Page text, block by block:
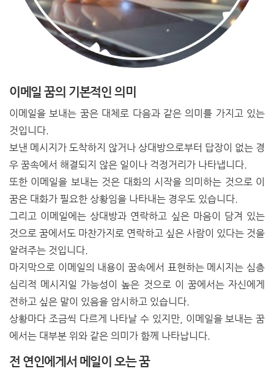
이메일 꿈의 기본적인 의미
이메일을 보내는 꿈은 대체로 다음과 같은 의미를 가지고 있는
것입니다.
보낸 메시지가 도착하지 않거나 상대방으로부터 답장이 없는 경
우 꿈속에서 해결되지 않은 일이나 걱정거리가 나타냅니다.
또한 이메일을 보내는 것은 대화의 시작을 의미하는 것으로 이
꿈은 대화가 필요한 상황임을 나타내는 경우도 있습니다.
그리고 이메일에는 상대방과 연락하고 싶은 마음이 담겨 있는
것으로 꿈에서도 마찬가지로 연락하고 싶은 사람이 있다는 것을
알려주는 것입니다.
마지막으로 이메일의 내용이 꿈속에서 표현하는 메시지는 심층
심리적 메시지일 가능성이 높은 것으로 이 꿈에서는 자신에게
전하고 싶은 말이 있음을 암시하고 있습니다.
상황마다 조금씩 다르게 나타날 수 있지만, 이메일을 보내는 꿈
에서는 대부분 위와 같은 의미가 함께 나타납니다.
전 연인에게서 메일이 오는 꿈